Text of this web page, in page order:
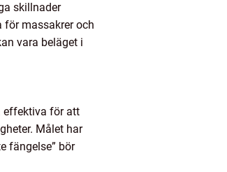
skillnader
för massakrer och
vara beläget i
effektiva för att
Målet har
fängelse” bör